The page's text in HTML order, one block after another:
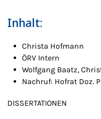
Inhalt:
Christa Hofmann
ÖRV Intern
Wolfgang Baatz,
Nachruf: Hofrat Doz.
DISSERTATIONEN